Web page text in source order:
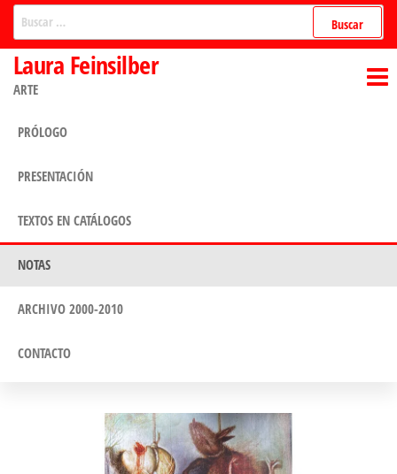
Saltar
contenido
Laura Feinsilber
ARTE
PRÓLOGO
PRESENTACIÓN
TEXTOS EN CATÁLOGOS
NOTAS
ARCHIVO 2000-2010
CONTACTO